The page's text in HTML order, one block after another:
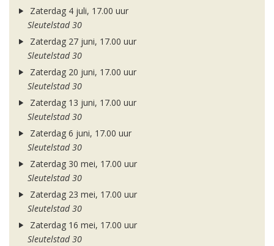
Zaterdag 4 juli, 17.00 uur
Sleutelstad 30
Zaterdag 27 juni, 17.00 uur
Sleutelstad 30
Zaterdag 20 juni, 17.00 uur
Sleutelstad 30
Zaterdag 13 juni, 17.00 uur
Sleutelstad 30
Zaterdag 6 juni, 17.00 uur
Sleutelstad 30
Zaterdag 30 mei, 17.00 uur
Sleutelstad 30
Zaterdag 23 mei, 17.00 uur
Sleutelstad 30
Zaterdag 16 mei, 17.00 uur
Sleutelstad 30